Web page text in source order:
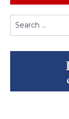
for: